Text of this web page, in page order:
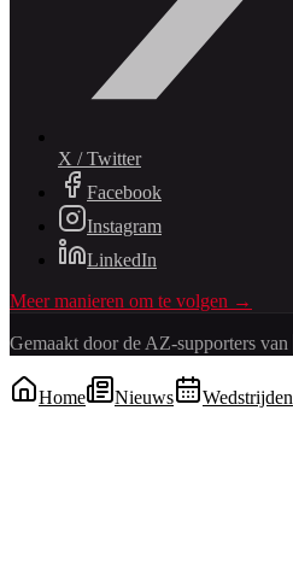
X / Twitter
Facebook
Instagram
LinkedIn
Meer manieren om te volgen →
Gemaakt door de AZ-supporters van
Home Nieuws Wedstrijden